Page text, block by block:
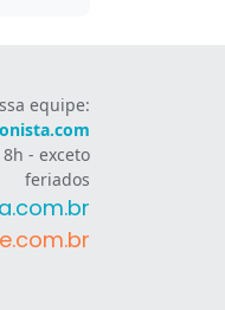
equipe:
- exceto
feriados